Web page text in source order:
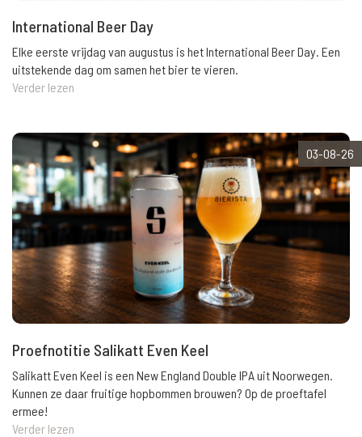
International Beer Day
Elke eerste vrijdag van augustus is het International Beer Day. Een
uitstekende dag om samen het bier te vieren.
Verder lezen
03-08-26
Proefnotitie Salikatt Even Keel
Salikatt Even Keel is een New England Double IPA uit Noorwegen.
Kunnen ze daar fruitige hopbommen brouwen? Op de proeftafel
ermee!
Verder lezen